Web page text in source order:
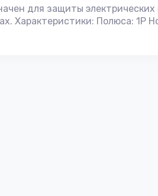
для защиты
Характеристики: Полюса: